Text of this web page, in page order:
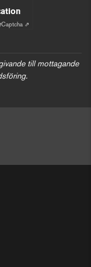
Captcha ⇗
till mottagande